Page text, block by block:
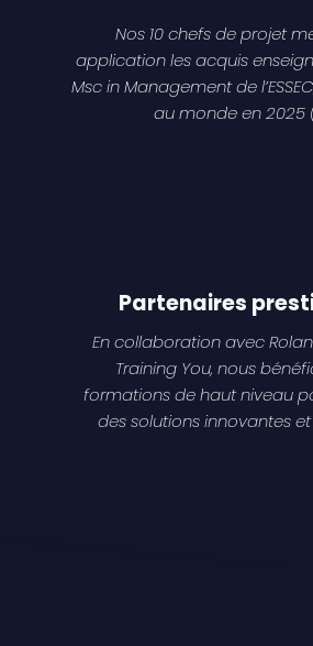
Nos 10 chefs de projet
application les acquis
Msc in Management de
au monde en 2025
Partenaires
En collaboration avec
Training You, nous
formations de haut niveau
des solutions innovantes